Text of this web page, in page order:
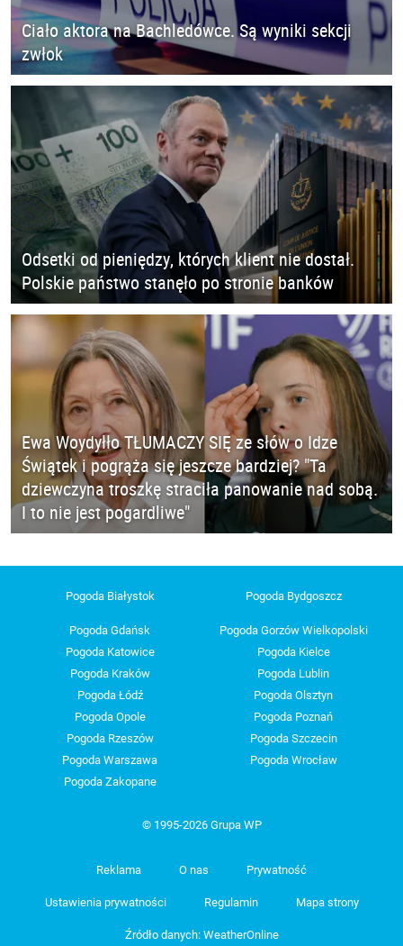
Ciało aktora na Bachledówce. Są wyniki sekcji
zwłok
Odsetki od pieniędzy, których klient nie dostał.
Polskie państwo stanęło po stronie banków
Ewa Woydyłło TŁUMACZY SIĘ ze słów o Idze
Świątek i pogrąża się jeszcze bardziej? "Ta
dziewczyna troszkę straciła panowanie nad sobą.
I to nie jest pogardliwe"
Pogoda Białystok Pogoda Bydgoszcz
Pogoda Gdańsk
Pogoda Gorzów Wielkopolski
Pogoda Katowice
Pogoda Kielce
Pogoda Kraków
Pogoda Lublin
Pogoda Łódź
Pogoda Olsztyn
Pogoda Opole
Pogoda Poznań
Pogoda Rzeszów
Pogoda Szczecin
Pogoda Warszawa
Pogoda Wrocław
Pogoda Zakopane
© 1995-2026 Grupa WP
Reklama O nas Prywatność
Ustawienia prywatności Regulamin Mapa strony
Źródło danych: WeatherOnline